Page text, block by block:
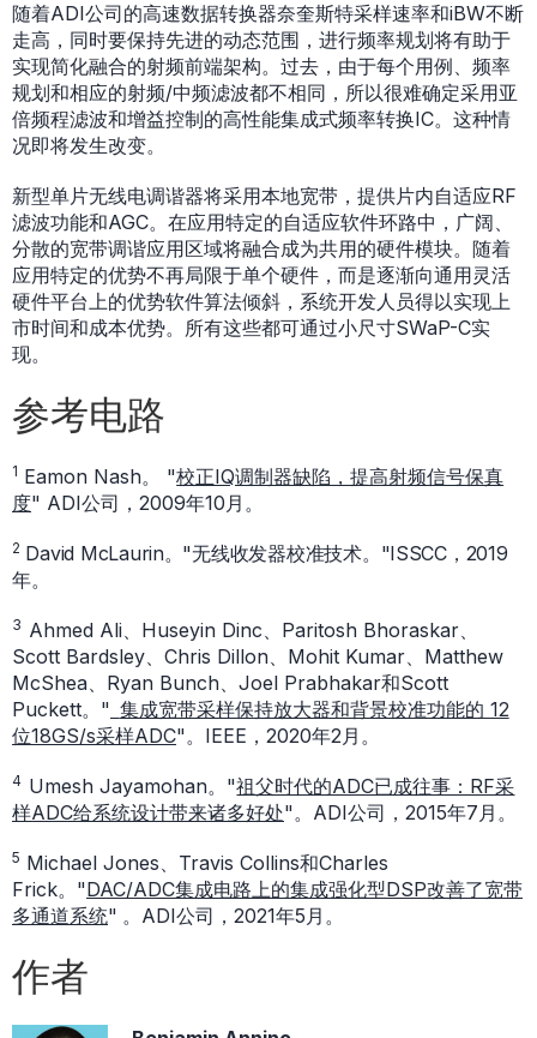
随着ADI公司的高速数据转换器奈奎斯特采样速率和iBW不断
走高，同时要保持先进的动态范围，进行频率规划将有助于
实现简化融合的射频前端架构。过去，由于每个用例、频率
规划和相应的射频/中频滤波都不相同，所以很难确定采用亚
倍频程滤波和增益控制的高性能集成式频率转换IC。这种情
况即将发生改变。
新型单片无线电调谐器将采用本地宽带，提供片内自适应RF
滤波功能和AGC。在应用特定的自适应软件环路中，广阔、
分散的宽带调谐应用区域将融合成为共用的硬件模块。随着
应用特定的优势不再局限于单个硬件，而是逐渐向通用灵活
硬件平台上的优势软件算法倾斜，系统开发人员得以实现上
市时间和成本优势。所有这些都可通过小尺寸SWaP-C实
现。
参考电路
1 Eamon Nash。 "校正IQ调制器缺陷，提高射频信号保真
度" ADI公司，2009年10月。
2 David McLaurin。"无线收发器校准技术。"ISSCC，2019
年。
3 Ahmed Ali、Huseyin Dinc、Paritosh Bhoraskar、
Scott Bardsley、Chris Dillon、Mohit Kumar、Matthew
McShea、Ryan Bunch、Joel Prabhakar和Scott
Puckett。" 集成宽带采样保持放大器和背景校准功能的 12
位18GS/s采样ADC"。IEEE，2020年2月。
4 Umesh Jayamohan。"祖父时代的ADC已成往事：RF采
样ADC给系统设计带来诸多好处"。ADI公司，2015年7月。
5 Michael Jones、Travis Collins和Charles
Frick。"DAC/ADC集成电路上的集成强化型DSP改善了宽带
多通道系统" 。ADI公司，2021年5月。
作者